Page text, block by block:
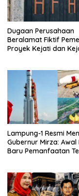
Dugaan Perusahaan
Beralamat Fiktif
Proyek Kejati dan
Lahan Kosong, Dinas
Disorot
Lampung-1 Resmi
Gubernur Mirza: Awal
Baru Pemanfaatan